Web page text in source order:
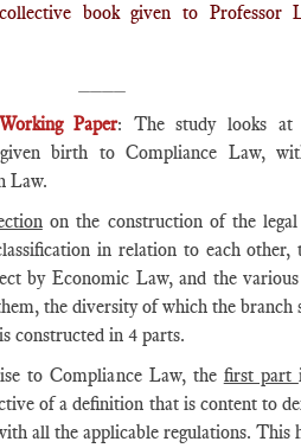
book given to Professor
Paper: The study looks at
birth to Compliance Law,
Law.
on the construction of the
in relation to each other,
by Economic Law, and the
the diversity of which the branch
constructed in 4 parts.
to Compliance Law, the first part
of a definition that is content to
all the applicable regulations. This